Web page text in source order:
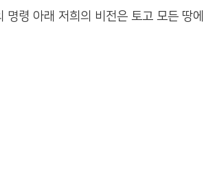
명령 아래 저희의 비전은 토고 모든 땅